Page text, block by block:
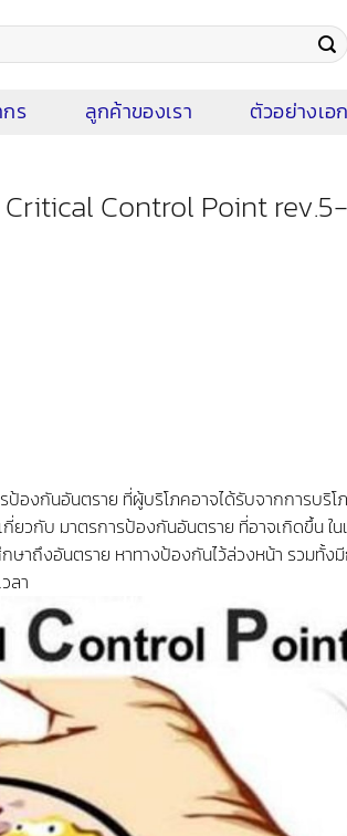
ร ลูกค้าของเรา ตัวอย่างเอ
Control Point rev.5-
องกันอันตราย ที่ผู้บริโภคอาจได้รับจากการบริโ
ยวกับ มาตรการป้องกันอันตราย ที่อาจเกิดขึ้น ใ
ษาถึงอันตราย หาทางป้องกันไว้ล่วงหน้า รวมทั้ง
ลา